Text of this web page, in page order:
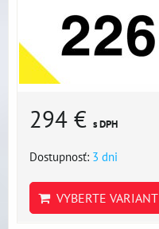
294 € s DPH
Dostupnosť: 3 dni
VYBERTE VARIANT